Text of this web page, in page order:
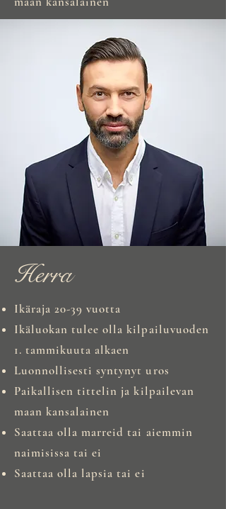
Herra
Ikäraja 20-39 vuotta
Ikäluokan tulee olla kilpailuvuoden
1. tammikuuta alkaen
Luonnollisesti syntynyt uros
Paikallisen tittelin ja kilpailevan
maan kansalainen
Saattaa olla marreid tai aiemmin
naimisissa tai ei
Saattaa olla lapsia tai ei